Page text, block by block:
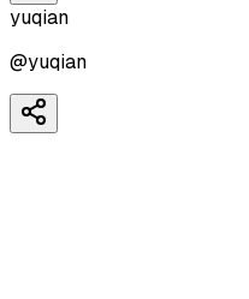
yuqian
@yuqian